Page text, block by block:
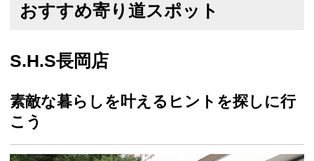
おすすめ寄り道スポット
S.H.S長岡店
素敵な暮らしを叶えるヒントを探しに行
こう